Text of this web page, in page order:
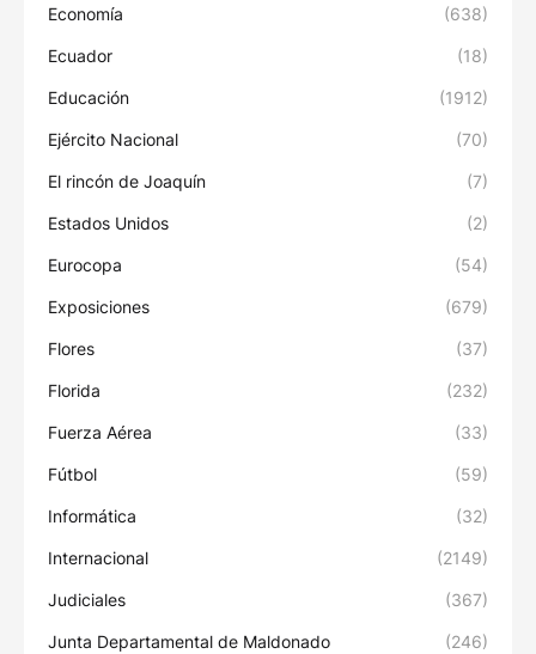
Economía (638)
Ecuador (18)
Educación (1912)
Ejército Nacional (70)
El rincón de Joaquín (7)
Estados Unidos (2)
Eurocopa (54)
Exposiciones (679)
Flores (37)
Florida (232)
Fuerza Aérea (33)
Fútbol (59)
Informática (32)
Internacional (2149)
Judiciales (367)
Junta Departamental de Maldonado (246)